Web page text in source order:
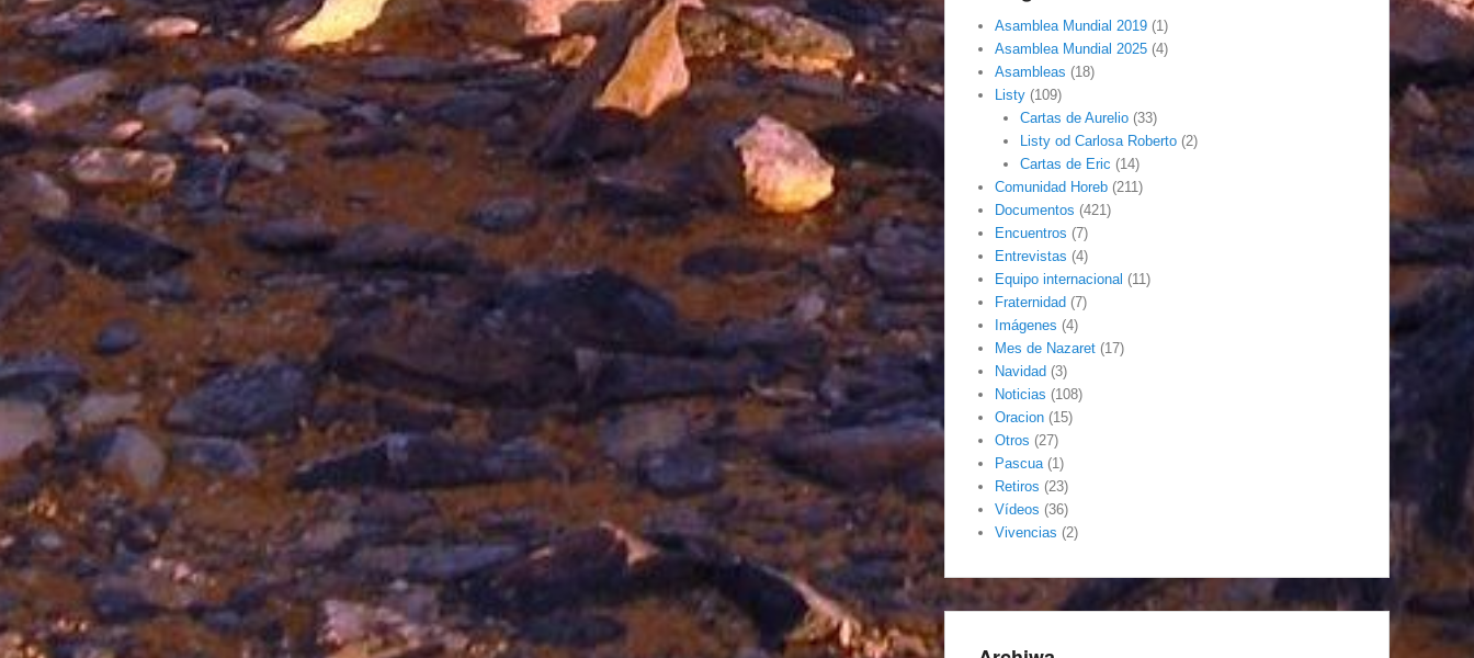
Asamblea Mundial 2019 (1)
Asamblea Mundial 2025 (4)
Asambleas (18)
Listy (109)
Cartas de Aurelio(33)
Listy od Carlosa Roberto(2)
Cartas de Eric (14)
Comunidad Horeb (211)
Documentos (421)
Encuentros (7)
Entrevistas (4)
Equipo internacional (11)
Fraternidad (7)
Imágenes (4)
Mes de Nazaret (17)
Navidad (3)
Noticias (108)
Oracion (15)
Otros (27)
Pascua(1)
Retiros (23)
Vídeos (36)
Vivencias (2)